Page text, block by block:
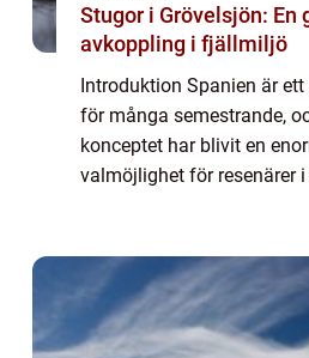
Stugor i Grövelsjön: En
avkoppling i fjällmiljö
Introduktion Spanien är
för många semestrande,
konceptet har blivit en
valmöjlighet för resenärer